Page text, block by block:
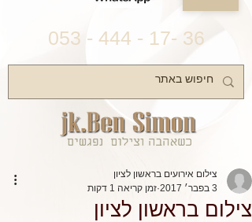
053 - 444 - 17- 36
צילום בראשון לציון
צילום אירועים בראשון לציון
3 בפבר׳ 2017
זמן קריאה 1 דקות